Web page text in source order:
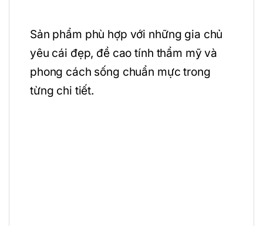
Sản phẩm phù hợp với những gia chủ
yêu cái đẹp, đề cao tính thẩm mỹ và
phong cách sống chuẩn mực trong
từng chi tiết.